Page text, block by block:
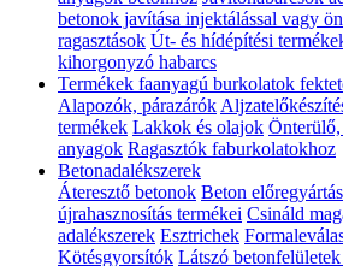
betonok javítása injektálással vagy
ragasztások Út- és hídépítési
kihorgonyzó habarcs
Termékek faanyagú burkolatok
Alapozók, párazárók
termékek Lakkok és olajok
anyagok Ragasztók faburkolatokhoz
Betonadalékszerek
Áteresztő betonok Beton
újrahasznosítás termékei Csináld
adalékszerek Esztrichek
Kötésgyorsítók Látszó betonfelületek